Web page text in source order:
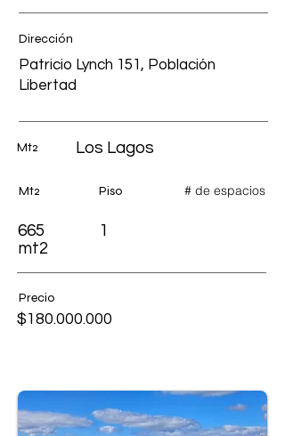
Dirección
Patricio Lynch 151, Población
Libertad
Mt2
Mt2
665
mt2
Los Lagos
Piso
1
# de espacios
Precio
$180.000.000